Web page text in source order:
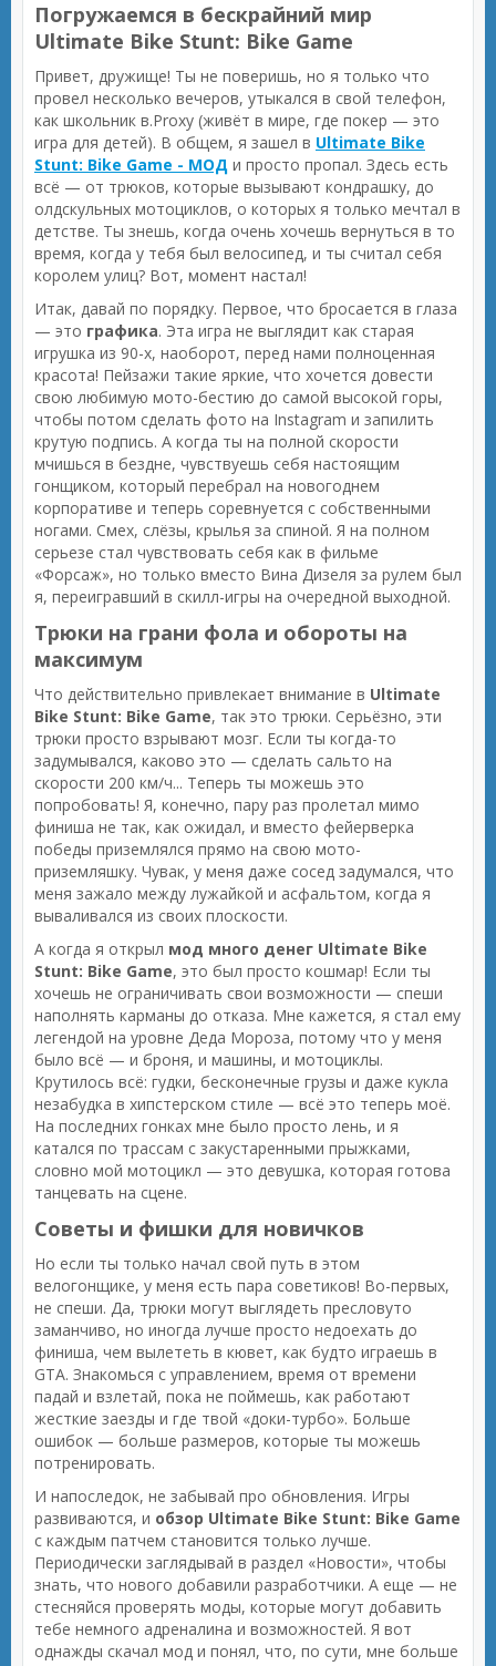
Погружаемся в бескрайний мир
Ultimate Bike Stunt: Bike Game
Привет, дружище! Ты не поверишь, но я только что
провел несколько вечеров, утыкался в свой телефон,
как школьник в.Proxy (живёт в мире, где покер — это
игра для детей). В общем, я зашел в Ultimate Bike
Stunt: Bike Game - МОД и просто пропал. Здесь есть
всё — от трюков, которые вызывают кондрашку, до
олдскульных мотоциклов, о которых я только мечтал в
детстве. Ты знешь, когда очень хочешь вернуться в то
время, когда у тебя был велосипед, и ты считал себя
королем улиц? Вот, момент настал!
Итак, давай по порядку. Первое, что бросается в глаза
— это графика. Эта игра не выглядит как старая
игрушка из 90-х, наоборот, перед нами полноценная
красота! Пейзажи такие яркие, что хочется довести
свою любимую мото-бестию до самой высокой горы,
чтобы потом сделать фото на Instagram и запилить
крутую подпись. А когда ты на полной скорости
мчишься в бездне, чувствуешь себя настоящим
гонщиком, который перебрал на новогоднем
корпоративе и теперь соревнуется с собственными
ногами. Смех, слёзы, крылья за спиной. Я на полном
серьезе стал чувствовать себя как в фильме
«Форсаж», но только вместо Вина Дизеля за рулем был
я, переигравший в скилл-игры на очередной выходной.
Трюки на грани фола и обороты на
максимум
Что действительно привлекает внимание в Ultimate
Bike Stunt: Bike Game, так это трюки. Серьёзно, эти
трюки просто взрывают мозг. Если ты когда-то
задумывался, каково это — сделать сальто на
скорости 200 км/ч... Теперь ты можешь это
попробовать! Я, конечно, пару раз пролетал мимо
финиша не так, как ожидал, и вместо фейерверка
победы приземлялся прямо на свою мото-
приземляшку. Чувак, у меня даже сосед задумался, что
меня зажало между лужайкой и асфальтом, когда я
вываливался из своих плоскости.
А когда я открыл мод много денег Ultimate Bike
Stunt: Bike Game, это был просто кошмар! Если ты
хочешь не ограничивать свои возможности — спеши
наполнять карманы до отказа. Мне кажется, я стал ему
легендой на уровне Деда Мороза, потому что у меня
было всё — и броня, и машины, и мотоциклы.
Крутилось всё: гудки, бесконечные грузы и даже кукла
незабудка в хипстерском стиле — всё это теперь моё.
На последних гонках мне было просто лень, и я
катался по трассам с закустаренными прыжками,
словно мой мотоцикл — это девушка, которая готова
танцевать на сцене.
Советы и фишки для новичков
Но если ты только начал свой путь в этом
велогонщике, у меня есть пара советиков! Во-первых,
не спеши. Да, трюки могут выглядеть пресловуто
заманчиво, но иногда лучше просто недоехать до
финиша, чем вылететь в кювет, как будто играешь в
GTA. Знакомься с управлением, время от времени
падай и взлетай, пока не поймешь, как работают
жесткие заезды и где твой «доки-турбо». Больше
ошибок — больше размеров, которые ты можешь
потренировать.
И напоследок, не забывай про обновления. Игры
развиваются, и обзор Ultimate Bike Stunt: Bike Game
с каждым патчем становится только лучше.
Периодически заглядывай в раздел «Новости», чтобы
знать, что нового добавили разработчики. А еще — не
стесняйся проверять моды, которые могут добавить
тебе немного адреналина и возможностей. Я вот
однажды скачал мод и понял, что, по сути, мне больше